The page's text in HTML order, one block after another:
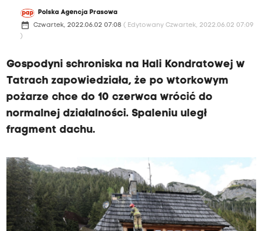
Polska Agencja Prasowa
date_range Czwartek, 2022.06.02 07:08 ( Edytowany Czwartek, 2022.06.02 07:09
)
Gospodyni schroniska na Hali Kondratowej w
Tatrach zapowiedziała, że po wtorkowym
pożarze chce do 10 czerwca wrócić do
normalnej działalności. Spaleniu uległ
fragment dachu.